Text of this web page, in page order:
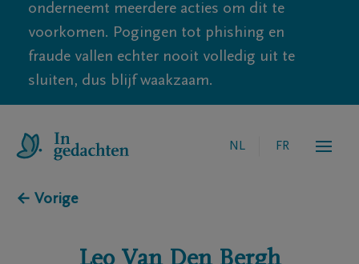
onderneemt meerdere acties om dit te
voorkomen. Pogingen tot phishing en
fraude vallen echter nooit volledig uit te
sluiten, dus blijf waakzaam.
NL FR
← Vorige